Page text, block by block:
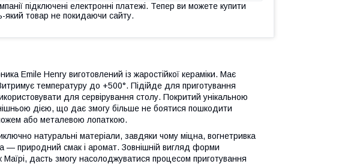
підключені електронні платежі. Тепер ви можете купити
який товар не покидаючи сайту.
Emile Henry виготовлений із жаростійкої кераміки. Має
температуру до +500°. Підійде для приготування
для сервірування столу. Покритий унікальною
дією, що дає змогу більше не боятися пошкодити
або металевою лопаткою.
натуральні матеріали, завдяки чому міцна, вогнетривка
— природний смак і аромат. Зовнішній вигляд форми
дасть змогу насолоджуватися процесом приготування